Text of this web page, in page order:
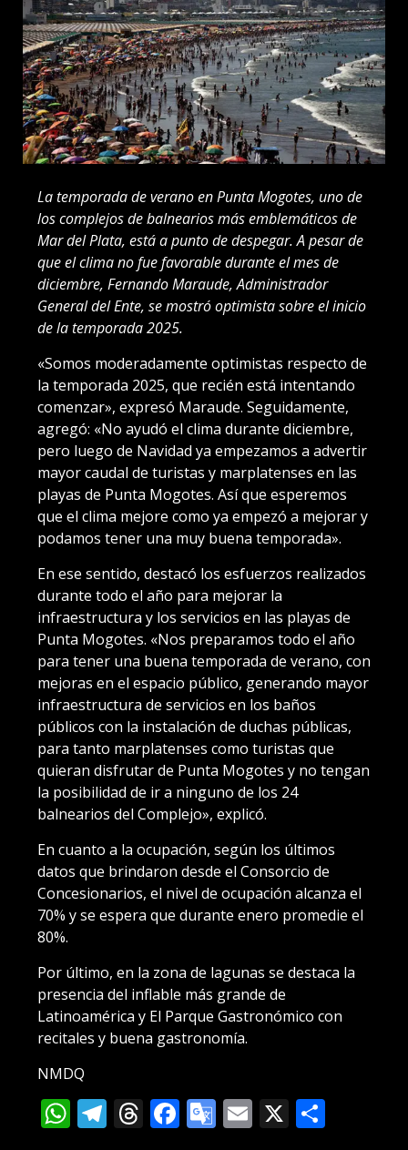
La temporada de verano en Punta Mogotes, uno de
los complejos de balnearios más emblemáticos de
Mar del Plata, está a punto de despegar. A pesar de
que el clima no fue favorable durante el mes de
diciembre, Fernando Maraude, Administrador
General del Ente, se mostró optimista sobre el inicio
de la temporada 2025.
«Somos moderadamente optimistas respecto de
la temporada 2025, que recién está intentando
comenzar», expresó Maraude. Seguidamente,
agregó: «No ayudó el clima durante diciembre,
pero luego de Navidad ya empezamos a advertir
mayor caudal de turistas y marplatenses en las
playas de Punta Mogotes. Así que esperemos
que el clima mejore como ya empezó a mejorar y
podamos tener una muy buena temporada».
En ese sentido, destacó los esfuerzos realizados
durante todo el año para mejorar la
infraestructura y los servicios en las playas de
Punta Mogotes. «Nos preparamos todo el año
para tener una buena temporada de verano, con
mejoras en el espacio público, generando mayor
infraestructura de servicios en los baños
públicos con la instalación de duchas públicas,
para tanto marplatenses como turistas que
quieran disfrutar de Punta Mogotes y no tengan
la posibilidad de ir a ninguno de los 24
balnearios del Complejo», explicó.
En cuanto a la ocupación, según los últimos
datos que brindaron desde el Consorcio de
Concesionarios, el nivel de ocupación alcanza el
70% y se espera que durante enero promedie el
80%.
Por último, en la zona de lagunas se destaca la
presencia del inflable más grande de
Latinoamérica y El Parque Gastronómico con
recitales y buena gastronomía.
NMDQ
WhatsApp
Telegram
Threads
Facebook
Google
Email
X